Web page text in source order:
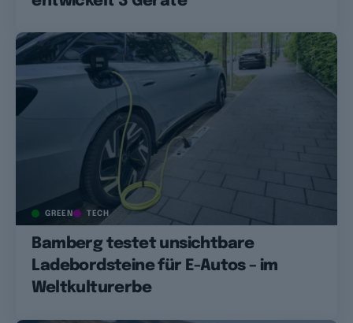
GREEN TECH
Bamberg testet unsichtbare
Ladebordsteine für E-Autos – im
Weltkulturerbe